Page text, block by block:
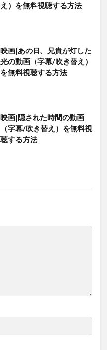
え）を無料視聴する方法
映画|あの日、兄貴が灯した
光の動画（字幕/吹き替え）
を無料視聴する方法
映画|隠された時間の動画
（字幕/吹き替え）を無料視
聴する方法